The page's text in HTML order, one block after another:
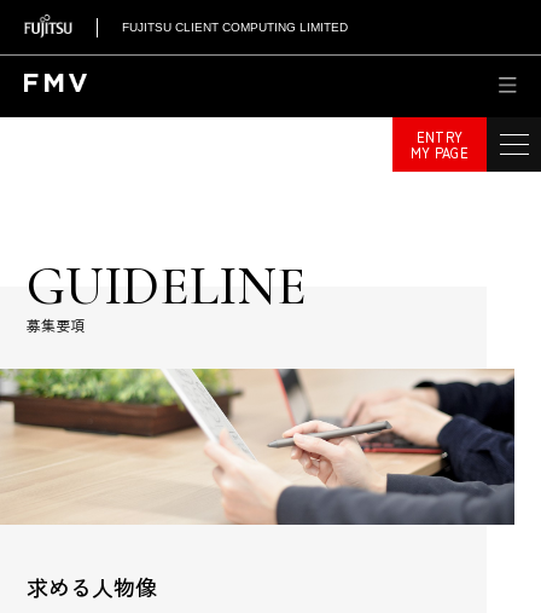
FUJITSU CLIENT COMPUTING LIMITED
ENTRY
MY PAGE
GUIDELINE
募集要項
求める人物像